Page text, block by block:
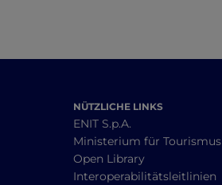
NÜTZLICHE LINKS
ENIT S.p.A.
Ministerium für Tourismus
Open Library
Interoperabilitätsleitlinien